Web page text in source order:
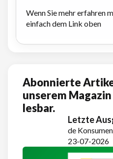
Wenn Sie mehr erfahren
einfach dem Link oben
Abonnierte
unserem
lesbar.
Letzte
de
23-07-2026